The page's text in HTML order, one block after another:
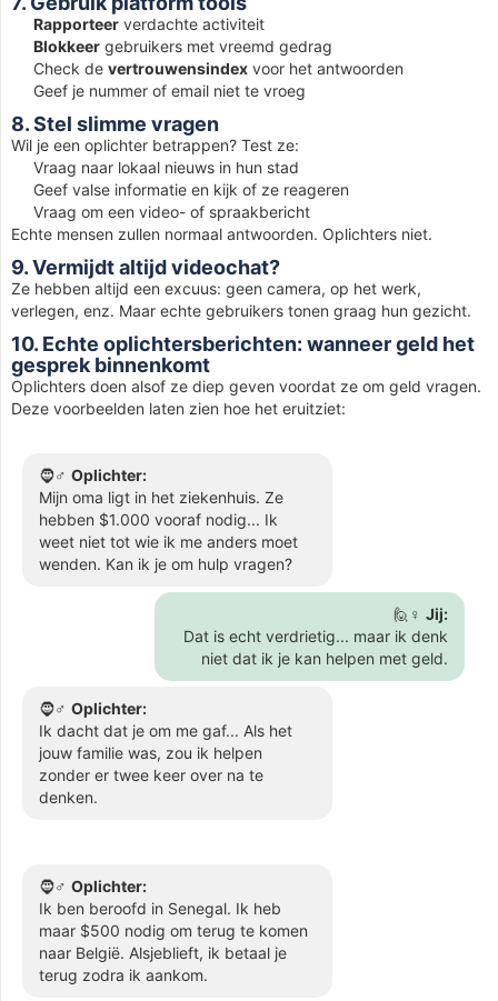
Rapporteer verdachte activiteit
Blokkeer gebruikers met vreemd gedrag
Check de vertrouwensindex voor het antwoorden
Geef je nummer of email niet te vroeg
8. Stel slimme vragen
Wil je een oplichter betrappen? Test ze:
Vraag naar lokaal nieuws in hun stad
Geef valse informatie en kijk of ze reageren
Vraag om een video- of spraakbericht
Echte mensen zullen normaal antwoorden. Oplichters niet.
9. Vermijdt altijd videochat?
Ze hebben altijd een excuus: geen camera, op het werk,
verlegen, enz. Maar echte gebruikers tonen graag hun gezicht.
10. Echte oplichtersberichten: wanneer geld het
gesprek binnenkomt
Oplichters doen alsof ze diep geven voordat ze om geld vragen.
Deze voorbeelden laten zien hoe het eruitziet:
🧔♂️ Oplichter:
Mijn oma ligt in het ziekenhuis. Ze
hebben $1.000 vooraf nodig... Ik
weet niet tot wie ik me anders moet
wenden. Kan ik je om hulp vragen?
🙋♀️ Jij:
Dat is echt verdrietig... maar ik denk
niet dat ik je kan helpen met geld.
🧔♂️ Oplichter:
Ik dacht dat je om me gaf... Als het
jouw familie was, zou ik helpen
zonder er twee keer over na te
denken.
🧔♂️ Oplichter:
Ik ben beroofd in Senegal. Ik heb
maar $500 nodig om terug te komen
naar België. Alsjeblieft, ik betaal je
terug zodra ik aankom.